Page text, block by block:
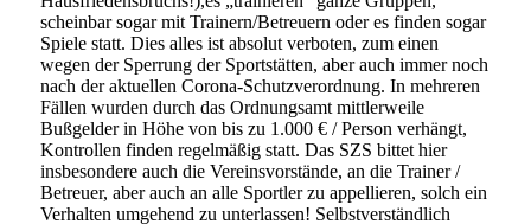
scheinbar sogar mit Trainern/Betreuern oder es finden sogar
Spiele statt. Dies alles ist absolut verboten, zum einen
wegen der Sperrung der Sportstätten, aber auch immer noch
nach der aktuellen Corona-Schutzverordnung. In mehreren
Fällen wurden durch das Ordnungsamt mittlerweile
Bußgelder in Höhe von bis zu 1.000 € / Person verhängt,
Kontrollen finden regelmäßig statt. Das SZS bittet hier
insbesondere auch die Vereinsvorstände, an die Trainer /
Betreuer, aber auch an alle Sportler zu appellieren, solch ein
Verhalten umgehend zu unterlassen! Selbstverständlich